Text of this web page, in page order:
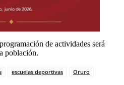
de actividades será
población.
escuelas deportivas Oruro